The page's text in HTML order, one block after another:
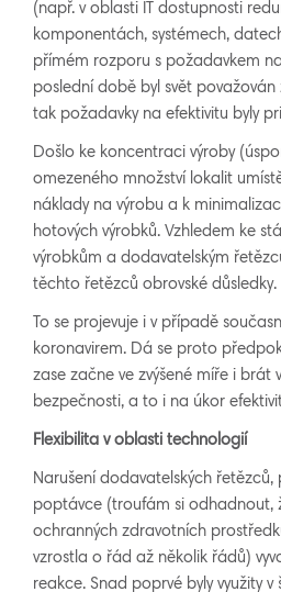
(např. v oblasti IT dostupnosti
komponentách, systémech,
přímém rozporu s požadavkem
poslední době byl svět považován
tak požadavky na efektivitu byly
Došlo ke koncentraci výroby
omezeného množství lokalit
náklady na výrobu a k
hotových výrobků. Vzhledem ke
výrobkům a dodavatelským
těchto řetězců obrovské důsledky.
To se projevuje i v případě
koronavirem. Dá se proto
zase začne ve zvýšené míře i brát
bezpečnosti, a to i na úkor
Flexibilita v oblasti technologií
Narušení dodavatelských řetězců,
poptávce (troufám si odhadnout,
ochranných zdravotních
vzrostla o řád až několik řádů)
reakce. Snad poprvé byly využity